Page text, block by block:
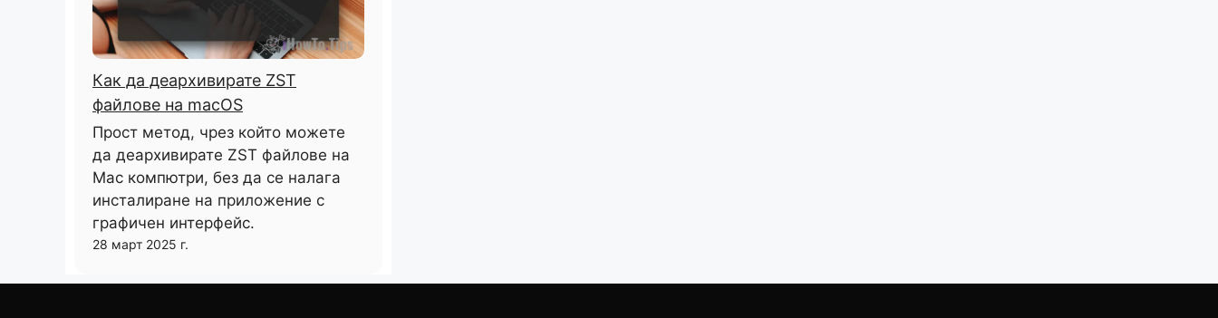
Как да деархивирате ZST
файлове на macOS
Прост метод, чрез който можете
да деархивирате ZST файлове на
Mac компютри, без да се налага
инсталиране на приложение с
графичен интерфейс.
28 март 2025 г.